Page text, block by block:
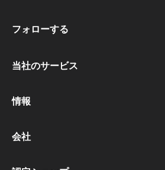
フォローする
当社のサービス
ボーナスプログラム
アフィリエイトプログラム
情報
利用規約
配送と支払い条件
会社